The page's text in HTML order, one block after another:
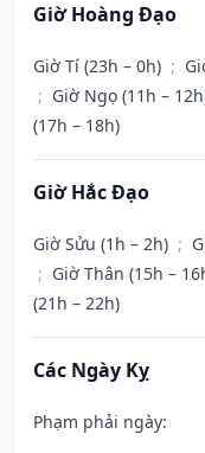
Giờ Hoàng Đạo
Giờ Tí (23h – 0h) ;
; Giờ Ngọ (11h –
(17h – 18h)
Giờ Hắc Đạo
Giờ Sửu (1h – 2h) ;
; Giờ Thân (15h –
(21h – 22h)
Các Ngày Kỵ
Phạm phải ngày: